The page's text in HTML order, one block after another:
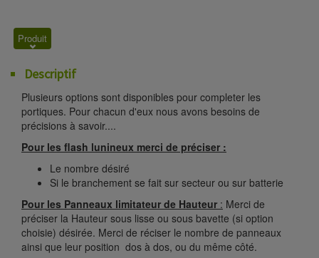
Produit
Descriptif
Plusieurs options sont disponibles pour completer les
portiques. Pour chacun d'eux nous avons besoins de
précisions à savoir....
Pour les flash lunineux merci de préciser :
Le nombre désiré
Si le branchement se fait sur secteur ou sur batterie
Pour les Panneaux limitateur de Hauteur : Merci de
préciser la Hauteur sous lisse ou sous bavette (si option
choisie) désirée. Merci de réciser le nombre de panneaux
ainsi que leur position dos à dos, ou du même côté.